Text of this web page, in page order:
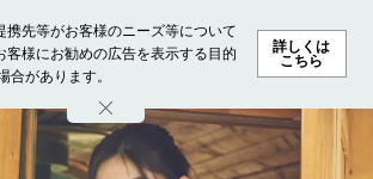
携先等がお客様のニーズ等について
客様にお勧めの広告を表示する目的
合があります。
詳しくは
こちら
集 ランキング ファッション ビューテ